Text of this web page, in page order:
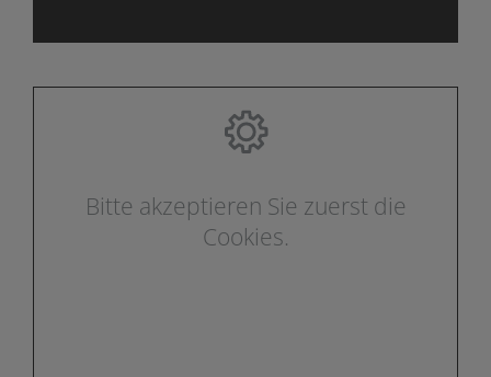
Bitte akzeptieren Sie zuerst die
Cookies.